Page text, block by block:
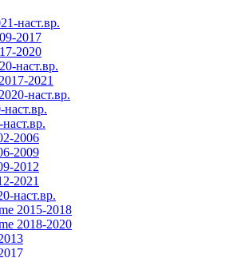
наст.вр.
2017
2020
наст.вр.
2021
наст.вр.
наст.вр.
2006
2009
2012
2021
наст.вр.
2015-2018
2018-2020